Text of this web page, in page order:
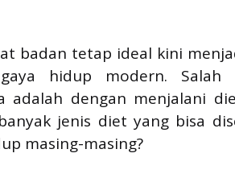
badan tetap ideal kini
hidup modern.
adalah dengan menjalani
jenis diet yang bisa
masing-masing?